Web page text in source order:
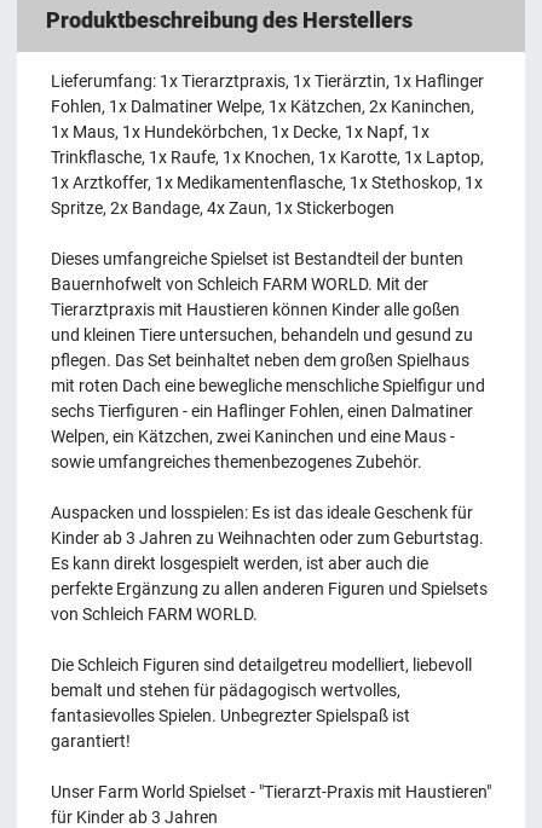
Produktbeschreibung des Herstellers
Lieferumfang: 1x Tierarztpraxis, 1x Tierärztin, 1x Haflinger
Fohlen, 1x Dalmatiner Welpe, 1x Kätzchen, 2x Kaninchen,
1x Maus, 1x Hundekörbchen, 1x Decke, 1x Napf, 1x
Trinkflasche, 1x Raufe, 1x Knochen, 1x Karotte, 1x Laptop,
1x Arztkoffer, 1x Medikamentenflasche, 1x Stethoskop, 1x
Spritze, 2x Bandage, 4x Zaun, 1x Stickerbogen
Dieses umfangreiche Spielset ist Bestandteil der bunten
Bauernhofwelt von Schleich FARM WORLD. Mit der
Tierarztpraxis mit Haustieren können Kinder alle goßen
und kleinen Tiere untersuchen, behandeln und gesund zu
pflegen. Das Set beinhaltet neben dem großen Spielhaus
mit roten Dach eine bewegliche menschliche Spielfigur und
sechs Tierfiguren - ein Haflinger Fohlen, einen Dalmatiner
Welpen, ein Kätzchen, zwei Kaninchen und eine Maus -
sowie umfangreiches themenbezogenes Zubehör.
Auspacken und losspielen: Es ist das ideale Geschenk für
Kinder ab 3 Jahren zu Weihnachten oder zum Geburtstag.
Es kann direkt losgespielt werden, ist aber auch die
perfekte Ergänzung zu allen anderen Figuren und Spielsets
von Schleich FARM WORLD.
Die Schleich Figuren sind detailgetreu modelliert, liebevoll
bemalt und stehen für pädagogisch wertvolles,
fantasievolles Spielen. Unbegrezter Spielspaß ist
garantiert!
Unser Farm World Spielset - "Tierarzt-Praxis mit Haustieren"
für Kinder ab 3 Jahren